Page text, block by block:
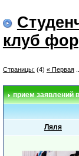
клуб
Страницы: (4) « Первая...
прием заявлений
Ляля